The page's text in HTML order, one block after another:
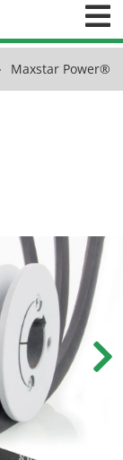
Maxstar Power®